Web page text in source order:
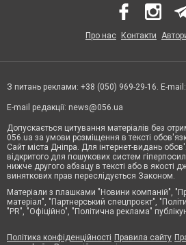
Про нас Контакти
З питань реклами: +38 (050) 969-29-16. E-mail:
E-mail редакції: news@056.ua
Допускається цитування матеріалів без
056.ua за умови розміщення в тексті
Сайт міста Дніпра. Для інтернет-видань
відкритого для пошукових систем
нижче другого абзацу в тексті або в якості
виняткових прав переслідується Законом.
Матеріали з плашками "Новини компаній",
матеріал", "Партнерський спецпроєкт",
"PR", "Офіційно", "Політична реклама"
Політика конфіденційності Правила сайту